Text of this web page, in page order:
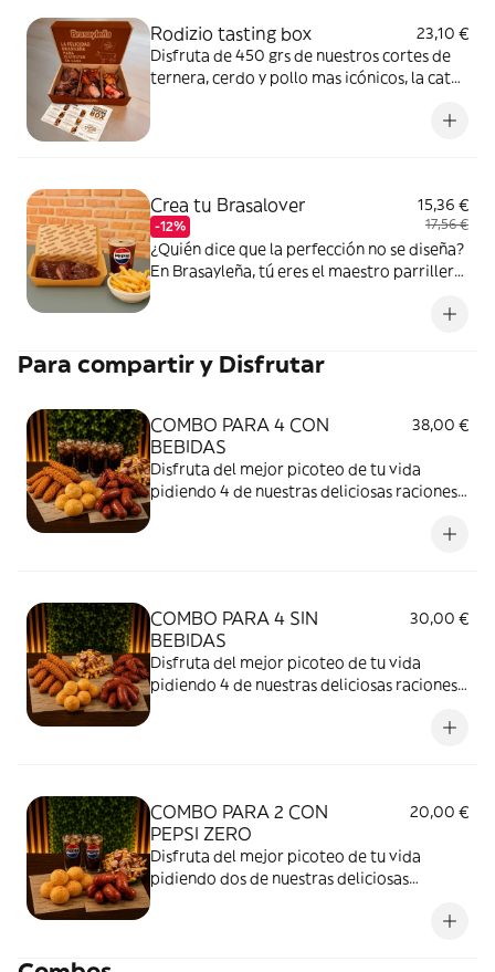
Rodizio tasting box
23,10 €
Disfruta de 450 grs de nuestros cortes de
ternera, cerdo y pollo mas icónicos, la cata
dejes de pedirla!
Crea tu Brasalover
-12%
15,36 €
17,56 €
¿Quién dice que la perfección no se diseña?
En Brasayleña, tú eres el maestro parrillero.
una combinación legendaria. elige tu Carne,
lentamente al; elige tu Guarnición, el
acompañante ideal para equilibrar el sabor
exclusivos agregadores y lleva tu
experiencia al siguiente nivel.Tu hambre, tus
reglas, nuestras brasas.
Para compartir y Disfrutar
COMBO PARA 4 CON
BEBIDAS
38,00 €
Disfruta del mejor picoteo de tu vida
pidiendo 4 de nuestras deliciosas raciones,
acompáñalo con 4 deliciosas y refrescantes
COMBO PARA 4 SIN
BEBIDAS
30,00 €
Disfruta del mejor picoteo de tu vida
pidiendo 4 de nuestras deliciosas raciones
COMBO PARA 2 CON
PEPSI ZERO
20,00 €
Disfruta del mejor picoteo de tu vida
pidiendo dos de nuestras deliciosas